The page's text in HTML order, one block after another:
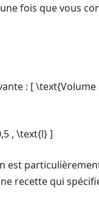
fois que vous
: [ \text{Volume
, \text{l} ]
est
recette qui